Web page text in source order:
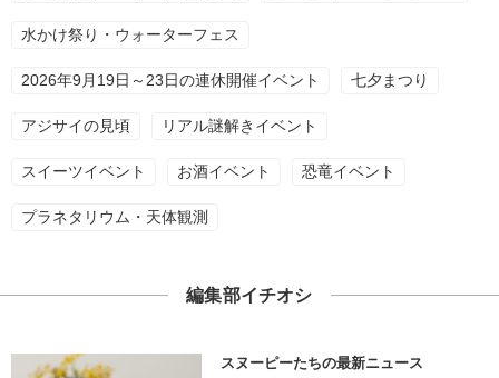
水かけ祭り・ウォーターフェス
2026年9月19日～23日の連休開催イベント 七夕まつり
アジサイの見頃 リアル謎解きイベント
スイーツイベント お酒イベント 恐竜イベント
プラネタリウム・天体観測
編集部イチオシ
スヌーピーたちの最新ニュース